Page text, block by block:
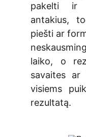
pakelti ir
antakius,
piešti ar
laiko, o
savaites ar
visiems
rezultatą.